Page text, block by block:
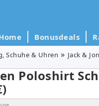
Bonusdeals
Schuhe & Uhren Jack &
Poloshirt